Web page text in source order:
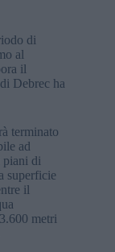
di
al
il
Debrec ha
terminato
ad
piani di
superficie
il
metri